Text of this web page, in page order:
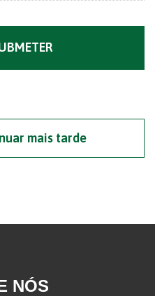
mais tarde
NÓS